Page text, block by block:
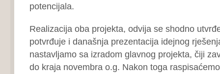
potencijala.
Realizacija oba projekta, odvija se shodno
potvrđuje i današnja prezentacija idejnog
nastavljamo sa izradom glavnog projekta, čiji
do kraja novembra o.g. Nakon toga